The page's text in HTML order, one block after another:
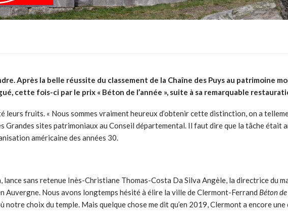
Après la belle réussite du classement de la Chaîne des Puys au patrimoine
cette fois-ci par le prix « Béton de l’année », suite à sa remarquable
leurs fruits. « Nous sommes vraiment heureux d’obtenir cette distinction, on a
Grandes sites patrimoniaux au Conseil départemental. Il faut dire que la tâche était
américaine des années 30.
lance sans retenue Inès-Christiane Thomas-Costa Da Silva Angèle, la directrice du
Auvergne. Nous avons longtemps hésité à élire la ville de Clermont-Ferrand Béton de
notre choix du temple. Mais quelque chose me dit qu’en 2019, Clermont a encore